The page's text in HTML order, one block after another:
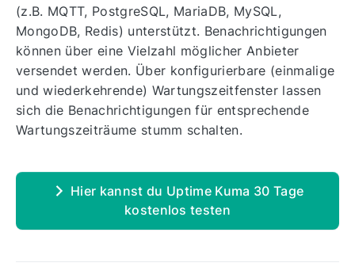
(z.B. MQTT, PostgreSQL, MariaDB, MySQL,
MongoDB, Redis) unterstützt. Benachrichtigungen
können über eine Vielzahl möglicher Anbieter
versendet werden. Über konfigurierbare (einmalige
und wiederkehrende) Wartungszeitfenster lassen
sich die Benachrichtigungen für entsprechende
Wartungszeiträume stumm schalten.
Hier kannst du Uptime Kuma 30 Tage
kostenlos testen